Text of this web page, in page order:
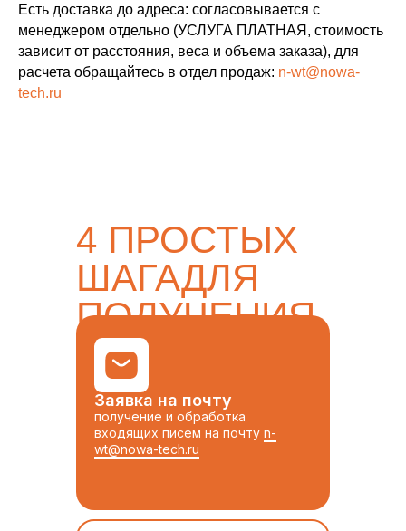
Есть доставка до адреса: согласовывается с
менеджером отдельно (УСЛУГА ПЛАТНАЯ, стоимость
зависит от расстояния, веса и объема заказа), для
расчета обращайтесь в отдел продаж: n-wt@nowa-
tech.ru
4 ПРОСТЫХ
ШАГАДЛЯ
ПОЛУЧЕНИЯ
ТОВАРА
Заявка на почту
получение и обработка
входящих писем на почту n-
wt@nowa-tech.ru